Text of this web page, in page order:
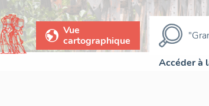
Vue
cartographique
Accéder à